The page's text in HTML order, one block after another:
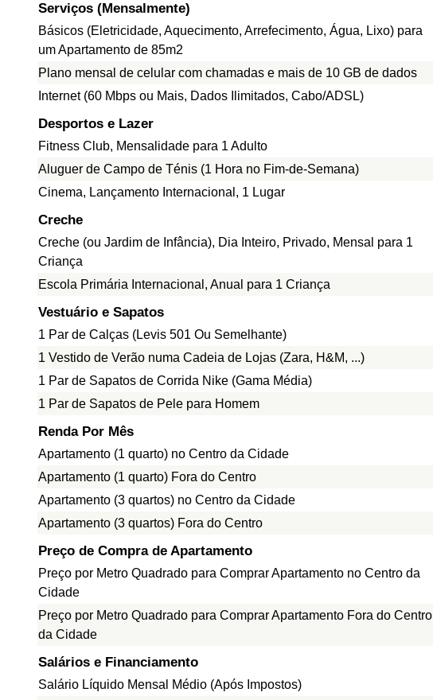
Serviços (Mensalmente)
Básicos (Eletricidade, Aquecimento, Arrefecimento, Água, Lixo) para
um Apartamento de 85m2
Plano mensal de celular com chamadas e mais de 10 GB de dados
Internet (60 Mbps ou Mais, Dados Ilimitados, Cabo/ADSL)
Desportos e Lazer
Fitness Club, Mensalidade para 1 Adulto
Aluguer de Campo de Ténis (1 Hora no Fim-de-Semana)
Cinema, Lançamento Internacional, 1 Lugar
Creche
Creche (ou Jardim de Infância), Dia Inteiro, Privado, Mensal para 1
Criança
Escola Primária Internacional, Anual para 1 Criança
Vestuário e Sapatos
1 Par de Calças (Levis 501 Ou Semelhante)
1 Vestido de Verão numa Cadeia de Lojas (Zara, H&M, ...)
1 Par de Sapatos de Corrida Nike (Gama Média)
1 Par de Sapatos de Pele para Homem
Renda Por Mês
Apartamento (1 quarto) no Centro da Cidade
Apartamento (1 quarto) Fora do Centro
Apartamento (3 quartos) no Centro da Cidade
Apartamento (3 quartos) Fora do Centro
Preço de Compra de Apartamento
Preço por Metro Quadrado para Comprar Apartamento no Centro da
Cidade
Preço por Metro Quadrado para Comprar Apartamento Fora do Centro
da Cidade
Salários e Financiamento
Salário Líquido Mensal Médio (Após Impostos)